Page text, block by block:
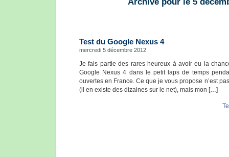
Test du Google Nexus 4
mercredi 5 décembre 2012
Je fais partie des rares heureux à avoir eu la
Google Nexus 4 dans le petit laps de temps
ouvertes en France. Ce que je vous propose n’est
(il en existe des dizaines sur le net), mais mon […]